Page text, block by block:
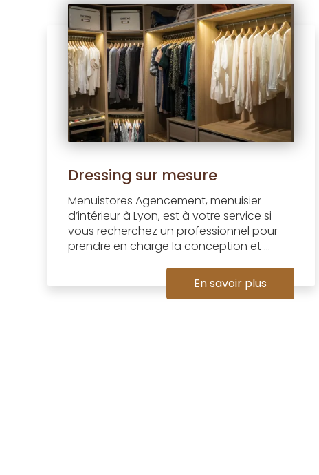
Dressing sur mesure
Menuistores Agencement, menuisier
d’intérieur à Lyon, est à votre service si
vous recherchez un professionnel pour
prendre en charge la conception et ...
En savoir plus